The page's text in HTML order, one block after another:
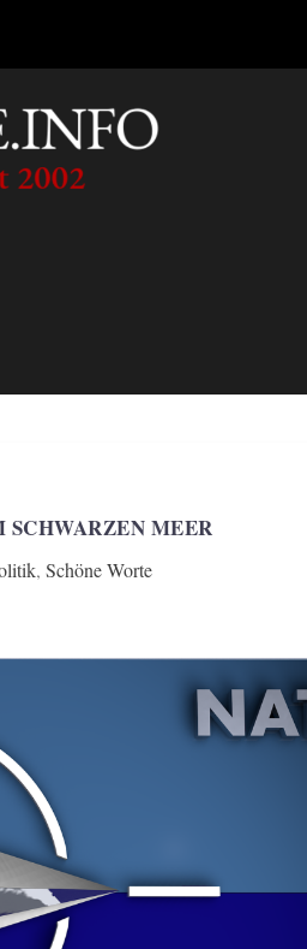
SCHWARZEN MEER
,Schöne Worte